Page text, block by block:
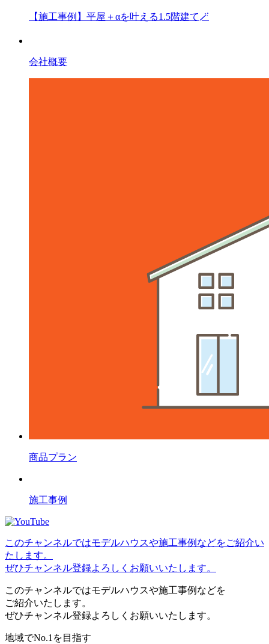
【施工事例】平屋＋αを叶える1.5階建て🪄
会社概要
商品プラン
施工事例
このチャンネルではモデルハウスや施工事例などをご紹介い
たします。
ぜひチャンネル登録よろしくお願いいたします。
このチャンネルではモデルハウスや施工事例などを
ご紹介いたします。
ぜひチャンネル登録よろしくお願いいたします。
地域でNo.1を目指す